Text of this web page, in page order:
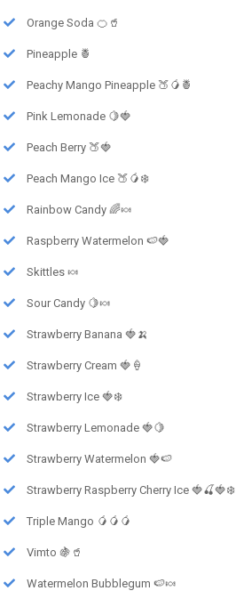
Orange Soda 🍊🥤
Pineapple 🍍
Peachy Mango Pineapple 🍑🥭🍍
Pink Lemonade 🍋🍓
Peach Berry 🍑🍓
Peach Mango Ice 🍑🥭❄️
Rainbow Candy 🌈🍬
Raspberry Watermelon 🍉🍓
Skittles 🍬
Sour Candy 🍋🍬
Strawberry Banana 🍓🍌
Strawberry Cream 🍓🍦
Strawberry Ice 🍓❄️
Strawberry Lemonade 🍓🍋
Strawberry Watermelon 🍓🍉
Strawberry Raspberry Cherry Ice 🍓🍒🍓❄️
Triple Mango 🥭🥭🥭
Vimto 🍇🥤
Watermelon Bubblegum 🍉🍬